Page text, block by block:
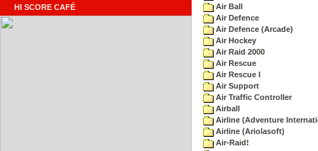
HI SCORE CAFÉ
Air Ball
Air Defence
Air Defence (Arcade)
Air Hockey
Air Raid 2000
Air Rescue
Air Rescue I
Air Support
Air Traffic Controller
Airball
Airline (Adventure
Airline (Ariolasoft)
Air-Raid!